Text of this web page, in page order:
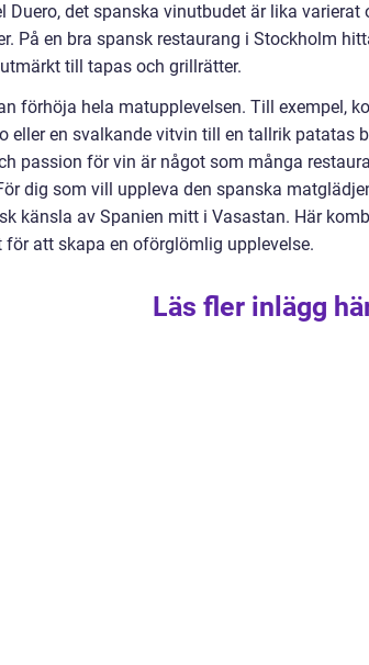
Duero, det spanska vinutbudet är lika
På en bra spansk restaurang i Stockholm
till tapas och grillrätter.
förhöja hela matupplevelsen. Till exempel,
eller en svalkande vitvin till en tallrik patatas
passion för vin är något som många
dig som vill uppleva den spanska
känsla av Spanien mitt i Vasastan. Här
för att skapa en oförglömlig upplevelse.
Läs fler inlägg